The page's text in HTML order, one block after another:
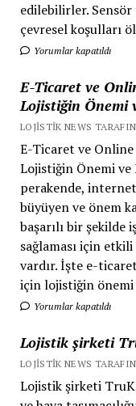
edilebilirler.
çevresel koşulları
Yorumlar kapatıldı
E-Ticaret ve
Lojistiğin Önemi
LOJISTIK NEWS
E-Ticaret ve
Lojistiğin Önemi ve
perakende,
büyüyen ve önem
başarılı bir
sağlaması için
vardır. İşte e-
için lojistiğin önemi
Yorumlar kapatıldı
Lojistik şirketi
LOJISTIK NEWS
Lojistik şirketi